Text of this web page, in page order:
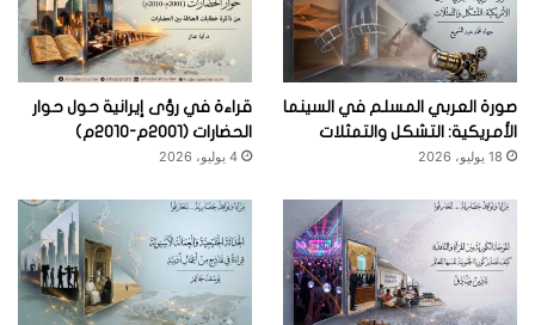
صورة العربي المسلم في السينما
الأمريكية: التشكل والتمثلات
18 يوليو، 2026
قراءة في رؤى إيرانية حول حوار
الحضارات (2001م-2010م)
4 يوليو، 2026